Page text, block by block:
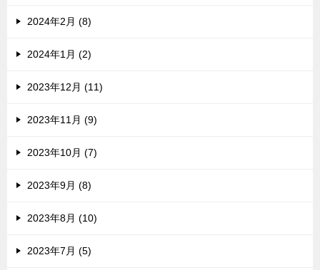
2024年2月 (8)
2024年1月 (2)
2023年12月 (11)
2023年11月 (9)
2023年10月 (7)
2023年9月 (8)
2023年8月 (10)
2023年7月 (5)